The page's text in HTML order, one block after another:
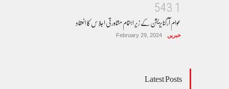
1
3
4
5
عوام آرگنایزیشن کے زیر اہتمام مشاورتی اجلاس کا انعقاد
خبریں February 29, 2024
Latest Posts